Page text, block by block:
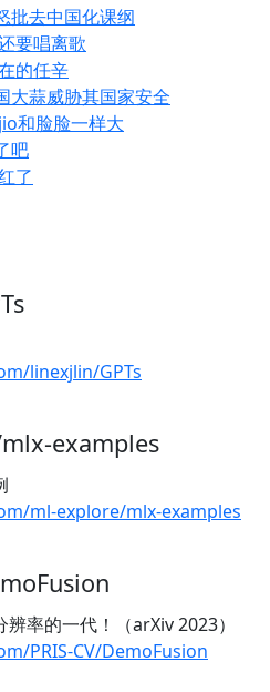
批去中国化课纲
要唱离歌
的任辛
大蒜威胁其国家安全
和脸脸一样大
吧
了
linexjlin/GPTs
examples
ml-explore/mlx-examples
率的一代！（arXiv 2023）
PRIS-CV/DemoFusion